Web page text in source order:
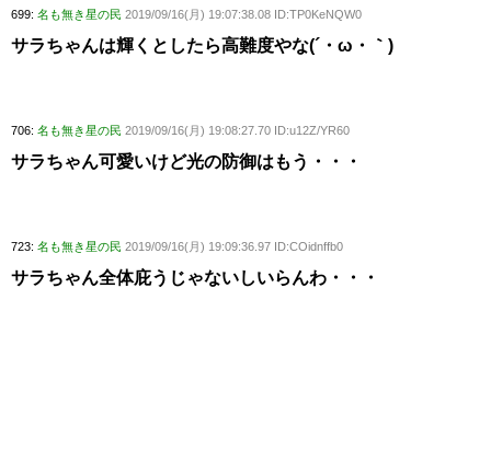
699: 名も無き星の民 2019/09/16(月) 19:07:38.08 ID:TP0KeNQW0
サラちゃんは輝くとしたら高難度やな(´・ω・｀)
706: 名も無き星の民 2019/09/16(月) 19:08:27.70 ID:u12Z/YR60
サラちゃん可愛いけど光の防御はもう・・・
723: 名も無き星の民 2019/09/16(月) 19:09:36.97 ID:COidnffb0
サラちゃん全体庇うじゃないしいらんわ・・・